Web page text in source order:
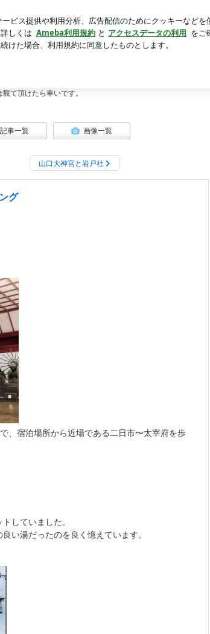
・趣味の記録
味の記録
が好きです。その土地の小さな史跡も大切で、ゆっくり時
て頂けたら幸いです。
記事一覧 画像一覧
山口大神宮と岩戸社
グ
、宿泊場所から近場である二日市〜太宰府を歩
していました。
い湯だったのを良く憶えています。